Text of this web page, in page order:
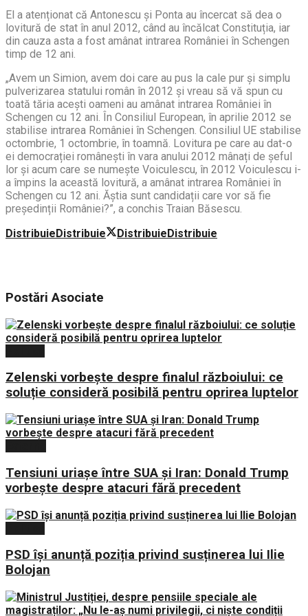
El a atenționat că Antonescu și Ponta au încercat să dea o
lovitură de stat în anul 2012, când au încălcat Constituția, iar
din cauza asta a fost amânat intrarea României în Schengen
timp de 12 ani.
„Avem un Simion, avem doi care au pus la cale pur și simplu
pulverizarea statului român în 2012 și vreau să vă spun cu
toată tăria acești oameni au amânat intrarea României în
Schengen cu 12 ani. În Consiliul European, în aprilie 2012 se
stabilise intrarea României în Schengen. Consiliul UE stabilise
octombrie, 1 octombrie, în toamnă. Lovitura pe care au dat-o
ei democrației românești în vara anului 2012 mânați de șeful
lor și acum care se numește Voiculescu, în 2012 Voiculescu i-
a împins la această lovitură, a amânat intrarea României în
Schengen cu 12 ani. Ăștia sunt candidații care vor să fie
președinții României?”, a conchis Traian Băsescu.
Distribuie Distribuie Distribuie Distribuie
PostăriAsociate
Zelenski vorbește despre finalul războiului: ce
soluție consideră posibilă pentru oprirea luptelor
Tensiuni uriașe între SUA și Iran: Donald Trump
vorbește despre atacuri fără precedent
PSD își anunță poziția privind susținerea lui Ilie
Bolojan